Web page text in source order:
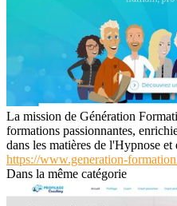
La mission de Génération
formations passionnantes,
dans les matières de l'Hypnose
https://www.generation-
Dans la même catégorie